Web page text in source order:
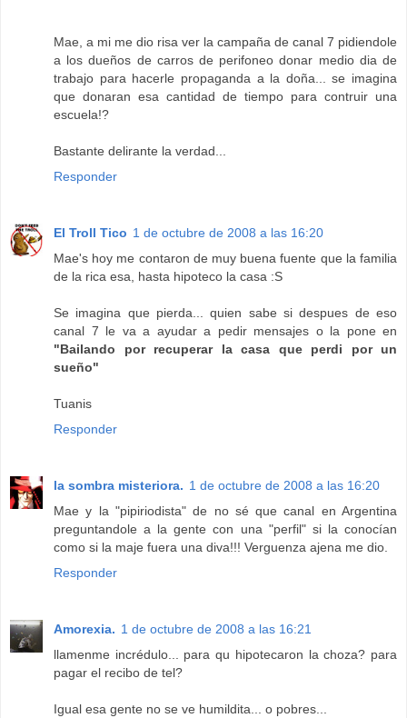
Mae, a mi me dio risa ver la campaña de canal 7 pidiendole
a los dueños de carros de perifoneo donar medio dia de
trabajo para hacerle propaganda a la doña... se imagina
que donaran esa cantidad de tiempo para contruir una
escuela!?
Bastante delirante la verdad...
Responder
El Troll Tico 1 de octubre de 2008 a las 16:20
Mae's hoy me contaron de muy buena fuente que la familia
de la rica esa, hasta hipoteco la casa :S
Se imagina que pierda... quien sabe si despues de eso
canal 7 le va a ayudar a pedir mensajes o la pone en
"Bailando por recuperar la casa que perdi por un
sueño"
Tuanis
Responder
la sombra misteriora. 1 de octubre de 2008 a las 16:20
Mae y la "pipiriodista" de no sé que canal en Argentina
preguntandole a la gente con una "perfil" si la conocían
como si la maje fuera una diva!!! Verguenza ajena me dio.
Responder
Amorexia. 1 de octubre de 2008 a las 16:21
llamenme incrédulo... para qu hipotecaron la choza? para
pagar el recibo de tel?
Igual esa gente no se ve humildita... o pobres...